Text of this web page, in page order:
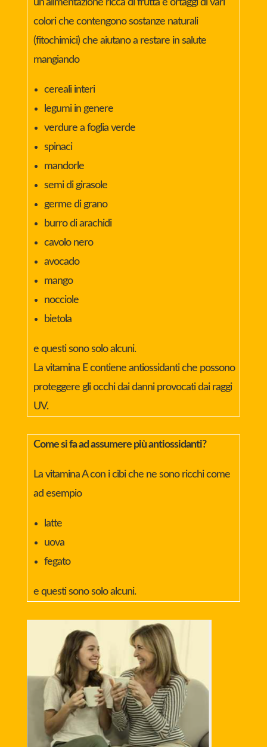
un’alimentazione ricca di frutta e ortaggi di vari
colori che contengono sostanze naturali
(fitochimici) che aiutano a restare in salute
mangiando
cereali interi
legumi in genere
verdure a foglia verde
spinaci
mandorle
semi di girasole
germe di grano
burro di arachidi
cavolo nero
avocado
mango
nocciole
bietola
e questi sono solo alcuni.
La vitamina E contiene antiossidanti che possono
proteggere gli occhi dai danni provocati dai raggi
UV.
Come si fa ad assumere più antiossidanti?
La vitamina A con i cibi che ne sono ricchi come
ad esempio
latte
uova
fegato
e questi sono solo alcuni.